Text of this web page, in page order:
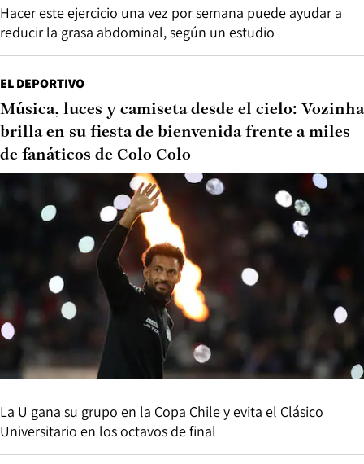
Hacer este ejercicio una vez por semana puede ayudar a
reducir la grasa abdominal, según un estudio
EL DEPORTIVO
Música, luces y camiseta desde el cielo: Vozinha
brilla en su fiesta de bienvenida frente a miles
de fanáticos de Colo Colo
La U gana su grupo en la Copa Chile y evita el Clásico
Universitario en los octavos de final